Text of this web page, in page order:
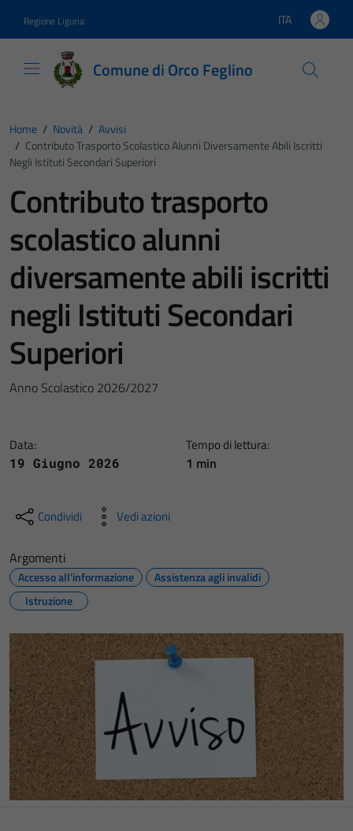
Regione Liguria Lingua attiva:
ITA
Comune di Orco Feglino
Home / Novità / Avvisi
/ Contributo Trasporto Scolastico Alunni Diversamente Abili Iscritti
Negli Istituti Secondari Superiori
Contributo trasporto
scolastico alunni
diversamente abili iscritti
negli Istituti Secondari
Superiori
Anno Scolastico 2026/2027
Data:
19 Giugno 2026
Tempo di lettura:
1 min
Condividi Vedi azioni
Argomenti
Accesso all'informazione
Assistenza agli invalidi
Istruzione